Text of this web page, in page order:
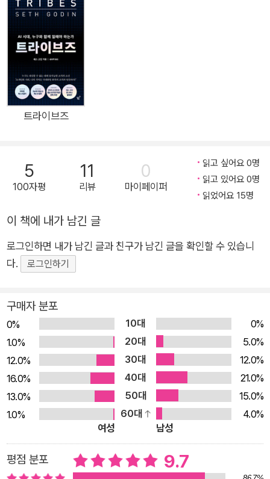
더십 시스템’을 한 권에 담아 『리더의 멘탈은 달라야 한다』를 펴
냈다. 미국에서 가장 권위 있는 비즈니스 도서상 ‘Axiom 어워드’
금메달을 수상한 이 책은 출간 당시 애덤 그랜트, 에이미 에드먼
드슨 등 세계적 석학들의 극찬을 받았고, 국내 출간 전부터 신수
정·박소령 대표를 비롯하여 Meta·LG화학 등 현직 리더들이 먼
저 읽고 추천한 화제작이다. 저자는 아무리 뛰어난 인재이더라도
리더의 자리에 오르는 순간 찾아오는 압박감과 권력의 무게를 다
을 살려 감이나 직관이 아니라 수천 건의 사례와 체계적 분석을
통해 리더의 내면에서 발생하는 심리적 왜곡과 그 결과를 정밀하
게 설명해낸다. 또한 ‘감정 방아쇠 찾기’, ‘권한 위임 다이얼’, ‘시간
포트폴리오 분석’ 등 즉시 적용 가능한 도구를 제시해 위기에 빠
다. 이 책은 ‘이상적인 리더’가 되어야 한다고 강요하지 않는다.
리더라면 누구나 흔들릴 수 있다는 전제를 인정하고, 그 마음을
함께 성장한다는 본질적인 메시지를 전한다. 위기와 압박 속에서
도 단단한 리더십을 구축하고 싶은 모든 이들에게 꼭 필요한 필독
서다. ■ “왜 유능한 직원이 무능한 리더가 되는가” 25년 경력 실
리콘밸리 리더십 코치, ‘리더’를 무너뜨리는 심리적 왜곡을 파헤
치다 능력을 인정받아 팀장으로 고속 승진한 두 명이 있다. 한 명
은 조직을 이끄는 핵심 리더로 성장한 반면, 다른 한 명은 성과와
관계에서 모두 실패했다. 같은 출발선에 있었던 이들의 극명한 차
이는 어디에서 비롯된 것일까? 25년간 마이크로소프트, 구글, 아
마존을 비롯하여 포춘 500대 기업 최고 임원들의 리더십 멘토로
활약해온 사비나 나와즈는 조직에서 성공하는 1%의 리더들이 공
트라이브즈
5
100자평
11
리뷰
0
마이페이퍼
읽고 싶어요 0명
읽고 있어요 0명
읽었어요 15명
이 책에 내가 남긴 글
로그인하면 내가 남긴 글과 친구가 남긴 글을 확인할 수 있습니
다.
로그인하기
구매자 분포
0% 10대
0%
1.0%
20대
5.0%
12.0%
30대
12.0%
16.0%
40대
21.0%
13.0%
50대
15.0%
1.0%
60대
4.0%
여성
남성
평점 분포 9.7